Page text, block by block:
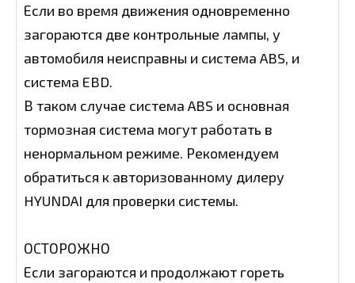
Если во время движения одновременно
загораются две контрольные лампы, у
автомобиля неисправны и система ABS, и
система EBD.
В таком случае система ABS и основная
тормозная система могут работать в
ненормальном режиме. Рекомендуем
обратиться к авторизованному дилеру
HYUNDAI для проверки системы.
ОСТОРОЖНО
Если загораются и продолжают гореть